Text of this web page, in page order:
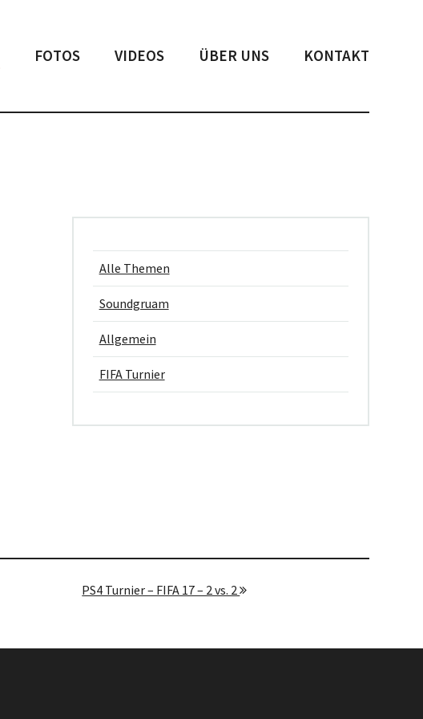
FOTOS VIDEOS ÜBER UNS KONTAKT
Alle Themen
Soundgruam
Allgemein
FIFA Turnier
PS4 Turnier – FIFA 17 – 2 vs. 2